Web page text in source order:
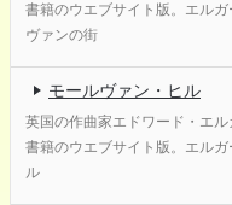
書籍のウエブサイト版。エル
ヴァンの街
モールヴァン・ヒル
英国の作曲家エドワード・エ
書籍のウエブサイト版。エル
ル